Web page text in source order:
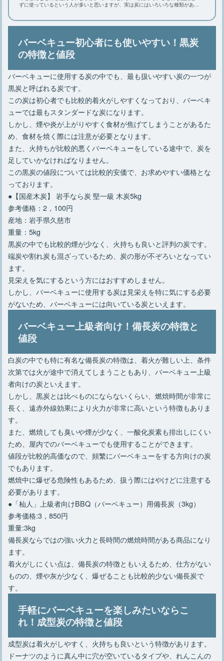
ずに使っているという人が多いと思いますが、実は炭にはいろいろな種類がある
バーベキュー初心者にも使いやすい！黒炭
の特徴と値段
バーベキューに使用する炭の中でも、最も扱いやすい炭の一つが
黒炭と呼ばれる炭です。
この炭は初心者でも比較的着火がしやすくなっており、バーベキ
ューでは最もスタンダードな炭になります。
しかし、煙や炎が上がりやすく食材が焦げてしまうことがあるた
め、食材を焼く際には注意が必要となります。
また、火持ちが比較的悪くバーベキューをしている途中で、炭を
足していかなければなりません。
この黒炭の値段については比較的安価で、お求めやすい価格とな
っております。
●【国産木炭】 岩手なら炭 堅一級 木炭5kg
参考価格：2，100円
産地：岩手県久慈市
重量：5kg
黒炭の中でも比較的煙が少なく、火持ちも良いと評判の炭です。
端炭や割れ炭も混ざっているため、炭の形が不ぞろいとなってい
ます。
見栄えを気にするという方にはおすすめしません。
しかし、バーベキューに使用する炭は見栄えを特に気にする必要
がないため、バーベキューには向いている炭といえます。
バーベキュー上級者向け！備長炭の特徴と
値段
白炭の中でも特に有名な備長炭の特徴は、着火が難しい上、条件
次第では火が途中で消えてしまうこともあり、バーベキュー上級
者向けの炭といえます。
しかし、黒炭とは比べものにならないくらい、燃焼時間が非常に
長く、遠赤外線効果により火力が非常に高いという特徴もありま
す。
また、燃焼しても臭いや煙が少なく、一酸化炭素も排出しにくい
ため、屋内でのバーベキューでも使用することができます。
値段が比較的高価なので、頻繁にバーベキューをする方向けの炭
でもあります。
燃焼中に爆ぜる危険性もあるため、扱う際にはやけどに注意する
必要があります。
●「杣人」上級者向けBBQ（バーベキュー）用備長炭（3kg）
参考価格:3，850円
重量:3kg
備長炭ならではの強い火力と長時間の燃焼時間がある商品になり
ます。
着火がしにくい点は、備長炭の特徴ともいえるため、仕方がない
ものの、煙や灰が少なく、爆ぜることも比較的少ない備長炭で
す。
手軽にバーベキューを楽しみたいならこ
れ！成型炭の特徴と値段
成型炭は着火がしやすく、火持ちも良いという特徴があります。
ドーナツのように真ん中に穴が空いているタイプや、れんこんの